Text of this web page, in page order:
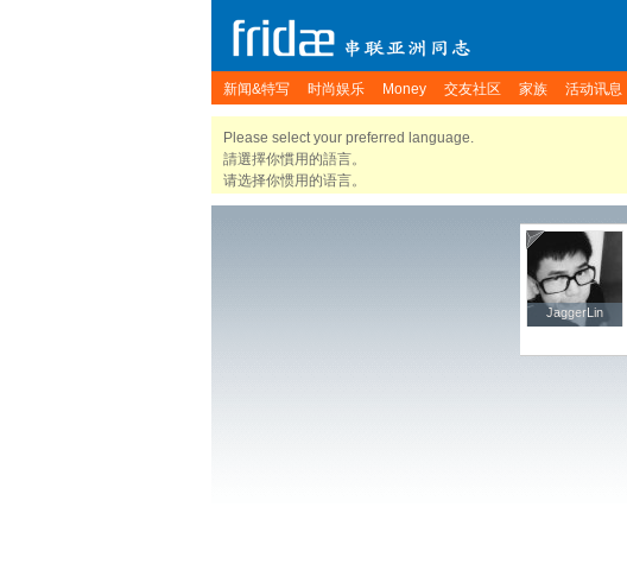
新闻&特写 时尚娱乐 Money 交友社区 家族 活动讯息
Please select your preferred language.
請選擇你慣用的語言。
请选择你惯用的语言。
JaggerLin
JaggerLin